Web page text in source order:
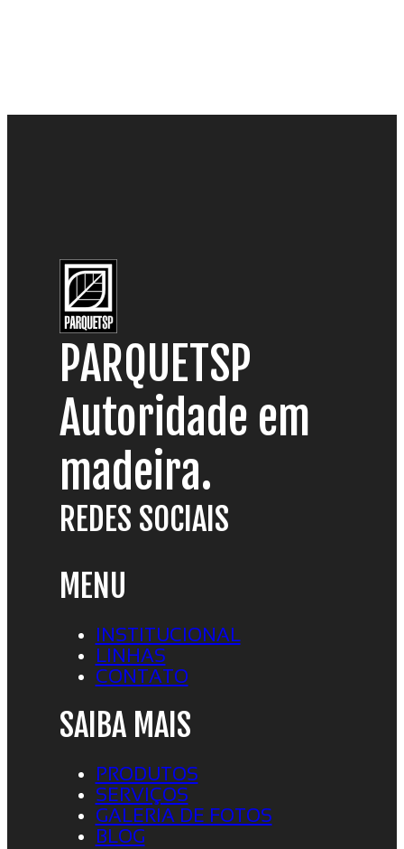
PARQUETSP
Autoridade em
madeira.
REDES SOCIAIS
MENU
INSTITUCIONAL
LINHAS
CONTATO
SAIBA MAIS
PRODUTOS
SERVIÇOS
GALERIA DE FOTOS
BLOG